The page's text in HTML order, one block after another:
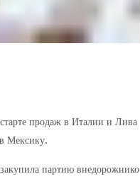
продаж в Италии и Лива
Мексику.
партию внедорожнико